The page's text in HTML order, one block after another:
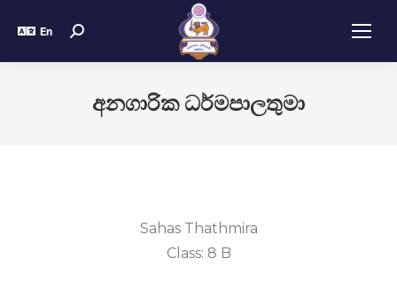
En
අනගාරික ධර්මපාලතුමා
Sahas Thathmira
Class: 8 B